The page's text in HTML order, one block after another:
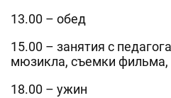
13.00 – обед
15.00 – занятия с
мюзикла, съемки фильма,
18.00 – ужин